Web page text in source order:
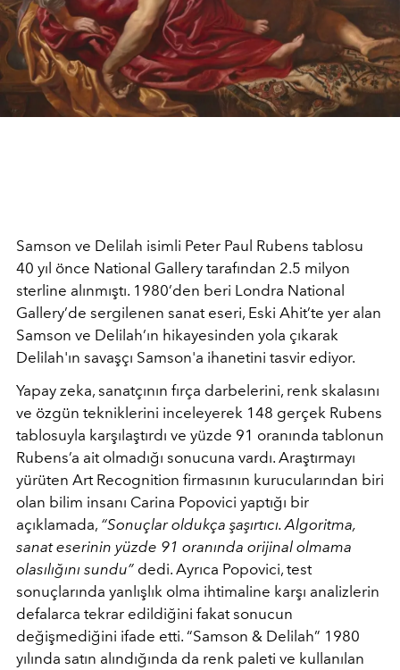
Samson ve Delilah isimli Peter Paul Rubens tablosu
40 yıl önce National Gallery tarafından 2.5 milyon
sterline alınmıştı. 1980’den beri Londra National
Gallery’de sergilenen sanat eseri, Eski Ahit’te yer alan
Samson ve Delilah’ın hikayesinden yola çıkarak
Delilah'ın savaşçı Samson'a ihanetini tasvir ediyor.
Yapay zeka, sanatçının fırça darbelerini, renk skalasını
ve özgün tekniklerini inceleyerek 148 gerçek Rubens
tablosuyla karşılaştırdı ve yüzde 91 oranında tablonun
Rubens’a ait olmadığı sonucuna vardı. Araştırmayı
yürüten Art Recognition firmasının kurucularından biri
olan bilim insanı Carina Popovici yaptığı bir
açıklamada, “Sonuçlar oldukça şaşırtıcı. Algoritma,
sanat eserinin yüzde 91 oranında orijinal olmama
olasılığını sundu” dedi. Ayrıca Popovici, test
sonuçlarında yanlışlık olma ihtimaline karşı analizlerin
defalarca tekrar edildiğini fakat sonucun
değişmediğini ifade etti. “Samson & Delilah” 1980
yılında satın alındığında da renk paleti ve kullanılan